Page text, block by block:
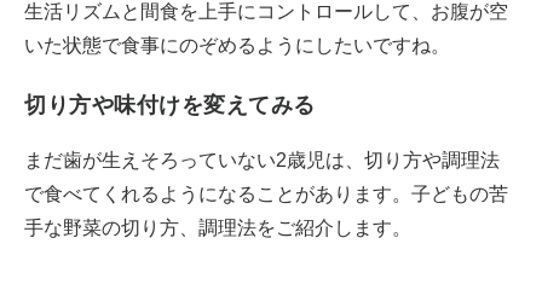
生活リズムと間食を上手にコントロールして、お腹が空
いた状態で食事にのぞめるようにしたいですね。
切り方や味付けを変えてみる
まだ歯が生えそろっていない2歳児は、切り方や調理法
で食べてくれるようになることがあります。子どもの苦
手な野菜の切り方、調理法をご紹介します。